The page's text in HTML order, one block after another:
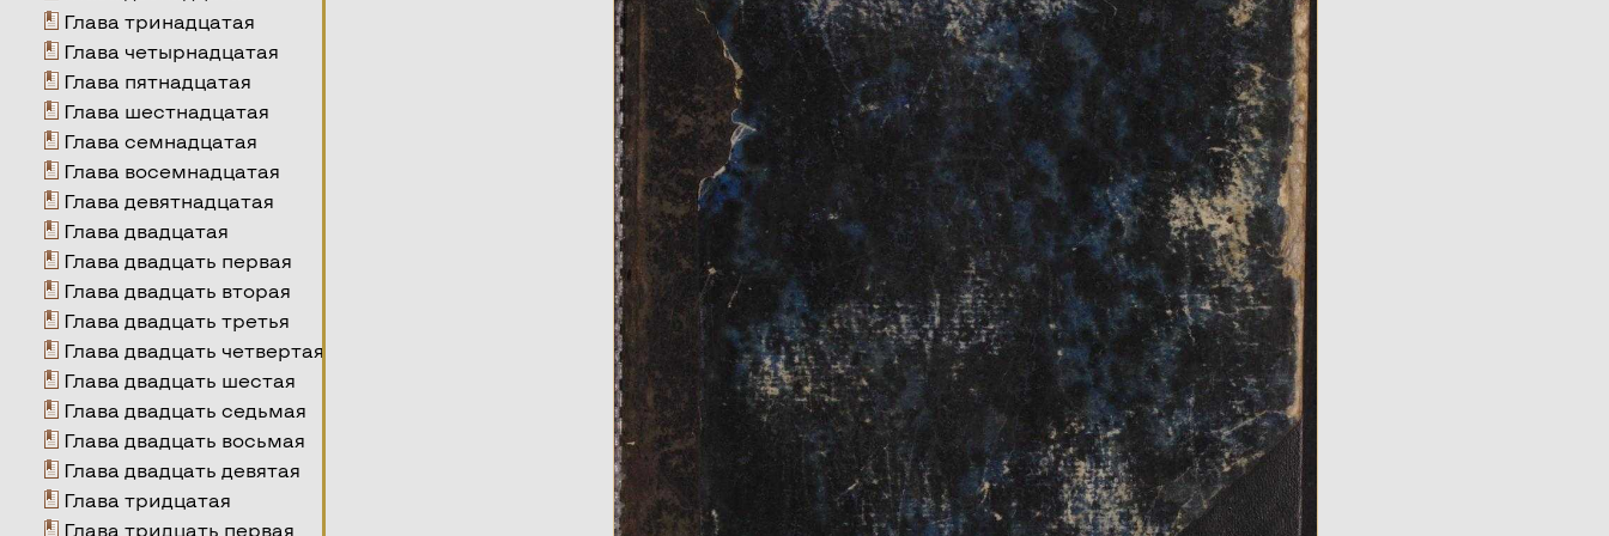
Глава тринадцатая
Глава четырнадцатая
Глава пятнадцатая
Глава шестнадцатая
Глава семнадцатая
Глава восемнадцатая
Глава девятнадцатая
Глава двадцатая
Глава двадцать первая
Глава двадцать вторая
Глава двадцать третья
Глава двадцать четвертая
Глава двадцать шестая
Глава двадцать седьмая
Глава двадцать восьмая
Глава двадцать девятая
Глава тридцатая
Глава тридцать первая